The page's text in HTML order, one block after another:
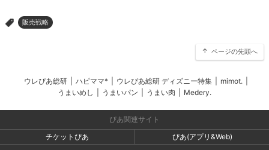
> 販売戦略
ページの先頭へ
ウレぴあ総研 ハピママ* ウレぴあ総研 ディズニー特集 mimot.
うまいめし
うまいパン うまい肉 Medery.
ぴあ関連サイト
チケットぴあ
ぴあ(アプリ&Web)